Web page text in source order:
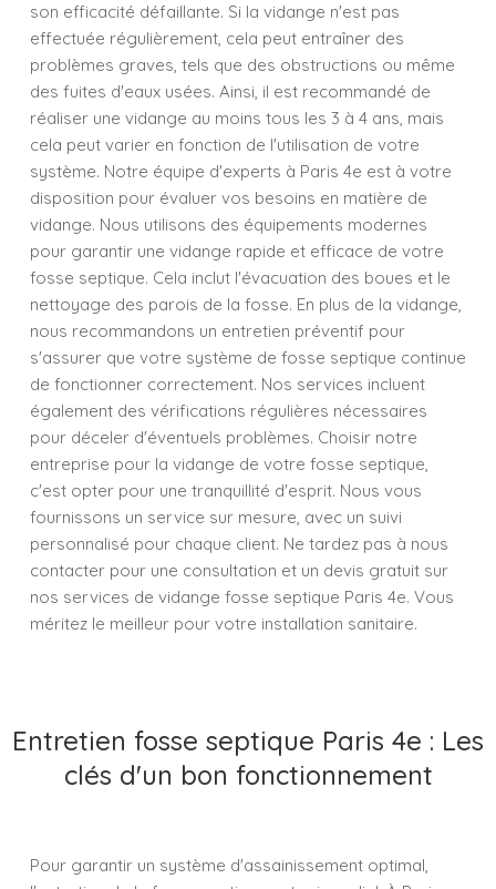
son efficacité défaillante. Si la vidange n'est pas
effectuée régulièrement, cela peut entraîner des
problèmes graves, tels que des obstructions ou même
des fuites d'eaux usées. Ainsi, il est recommandé de
réaliser une vidange au moins tous les 3 à 4 ans, mais
cela peut varier en fonction de l'utilisation de votre
système. Notre équipe d'experts à Paris 4e est à votre
disposition pour évaluer vos besoins en matière de
vidange. Nous utilisons des équipements modernes
pour garantir une vidange rapide et efficace de votre
fosse septique. Cela inclut l'évacuation des boues et le
nettoyage des parois de la fosse. En plus de la vidange,
nous recommandons un entretien préventif pour
s'assurer que votre système de fosse septique continue
de fonctionner correctement. Nos services incluent
également des vérifications régulières nécessaires
pour déceler d'éventuels problèmes. Choisir notre
entreprise pour la vidange de votre fosse septique,
c'est opter pour une tranquillité d'esprit. Nous vous
fournissons un service sur mesure, avec un suivi
personnalisé pour chaque client. Ne tardez pas à nous
contacter pour une consultation et un devis gratuit sur
nos services de vidange fosse septique Paris 4e. Vous
méritez le meilleur pour votre installation sanitaire.
Entretien fosse septique Paris 4e : Les
clés d'un bon fonctionnement
Pour garantir un système d'assainissement optimal,